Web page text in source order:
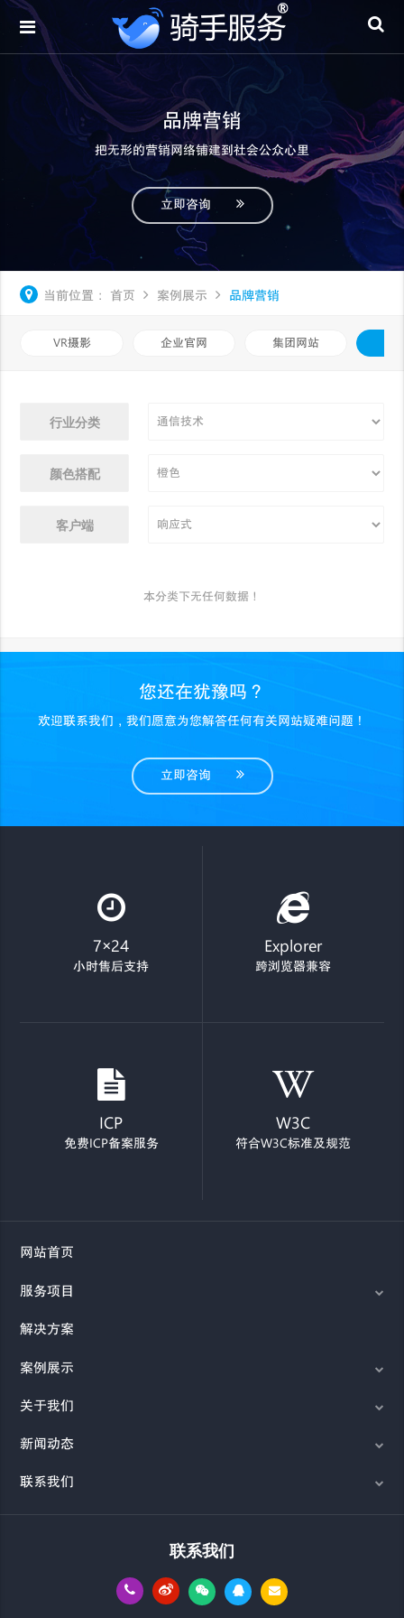
品牌营销
把无形的营销网络铺建到社会公众心里
立即咨询
当前位置： 首页 案例展示 品牌营销
VR摄影 企业官网 集团网站
行业分类
颜色搭配
客户端
本分类下无任何数据！
您还在犹豫吗？
欢迎联系我们，我们愿意为您解答任何有关网站疑难问题！
立即咨询
7×24
小时售后支持
Explorer
跨浏览器兼容
ICP
免费ICP备案服务
W3C
符合W3C标准及规范
网站首页
服务项目
解决方案
案例展示
关于我们
新闻动态
联系我们
联系我们